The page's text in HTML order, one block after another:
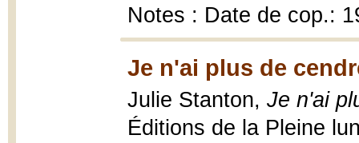
Notes : Date de cop.:
Je n'ai plus de
Julie Stanton, Je n'ai
Éditions de la Pleine